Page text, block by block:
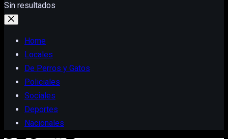
Sin resultados
Home
Locales
De Perros y Gatos
Policiales
Sociales
Deportes
Nacionales